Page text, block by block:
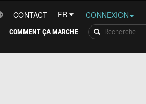
CONNEXION
CONTACT
COMMENT ÇA MARCHE